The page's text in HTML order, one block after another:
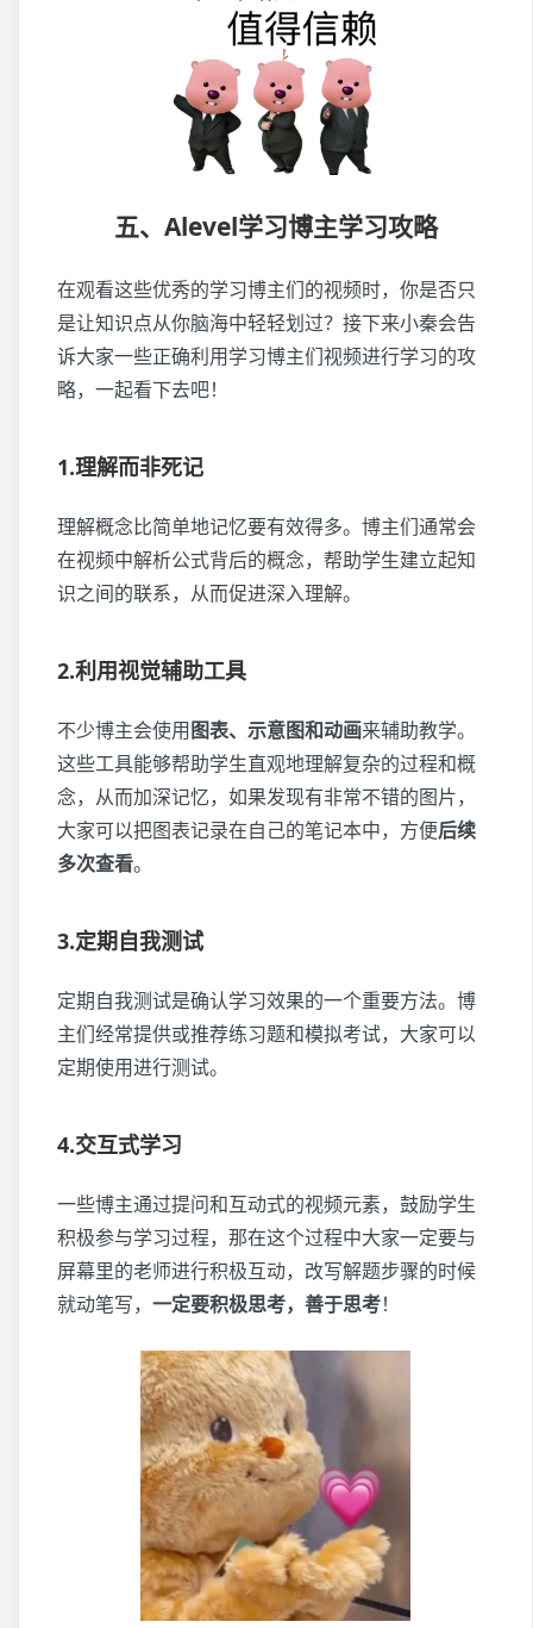
五、Alevel学习博主学习攻略
在观看这些优秀的学习博主们的视频时，你是否只
是让知识点从你脑海中轻轻划过？接下来小秦会告
诉大家一些正确利用学习博主们视频进行学习的攻
略，一起看下去吧！
1.理解而非死记
理解概念比简单地记忆要有效得多。博主们通常会
在视频中解析公式背后的概念，帮助学生建立起知
识之间的联系，从而促进深入理解。
2.利用视觉辅助工具
不少博主会使用图表、示意图和动画来辅助教学。
这些工具能够帮助学生直观地理解复杂的过程和概
念，从而加深记忆，如果发现有非常不错的图片，
大家可以把图表记录在自己的笔记本中，方便后续
多次查看。
3.定期自我测试
定期自我测试是确认学习效果的一个重要方法。博
主们经常提供或推荐练习题和模拟考试，大家可以
定期使用进行测试。
4.交互式学习
一些博主通过提问和互动式的视频元素，鼓励学生
积极参与学习过程，那在这个过程中大家一定要与
屏幕里的老师进行积极互动，改写解题步骤的时候
就动笔写， 一定要积极思考，善于思考！